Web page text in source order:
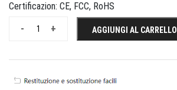
Certificazion: CE, FCC, RoHS
+
- AGGIUNGI AL CARRELLO